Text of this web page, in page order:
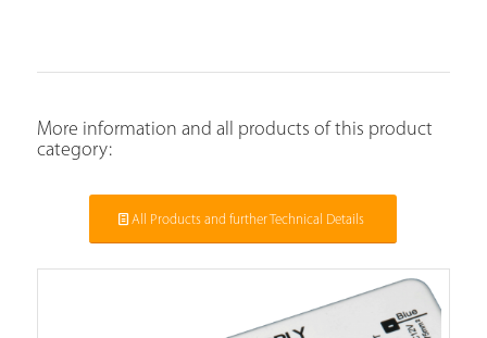
More information and all products of this product
category:
All Products and further Technical Details